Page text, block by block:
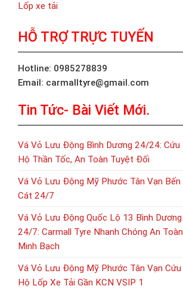
Lốp xe tải
HỖ TRỢ TRỰC TUYẾN
Hotline: 0985278839
Email: carmalltyre@gmail.com
Tin Tức- Bài Viết Mới.
Vá Vỏ Lưu Động Bình Dương 24/24: Cứu
Hộ Thần Tốc, An Toàn Tuyệt Đối
Vá Vỏ Lưu Động Mỹ Phước Tân Vạn Bến
Cát 24/7
Vá Vỏ Lưu Động Quốc Lộ 13 Bình Dương
24/7: Carmall Tyre Nhanh Chóng An Toàn
Minh Bạch
Vá Vỏ Lưu Động Mỹ Phước Tân Vạn Cứu
Hộ Lốp Xe Tải Gần KCN VSIP 1